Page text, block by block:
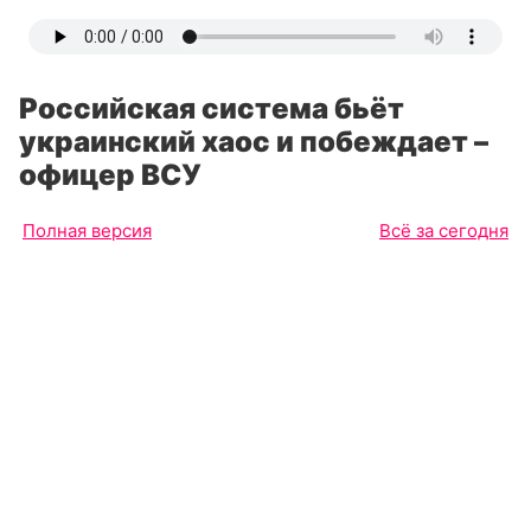
Российская система бьёт
украинский хаос и побеждает –
офицер ВСУ
Полная версия Всё за сегодня